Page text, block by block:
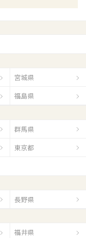
宮城県
福島県
群馬県
東京都
長野県
福井県